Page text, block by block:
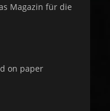
Magazin für die
on paper